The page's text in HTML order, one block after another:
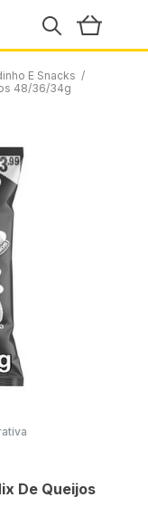
E Snacks /
48/36/34g
De Queijos